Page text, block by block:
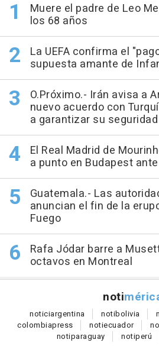
Muere el padre de Leo
los 68 años
La UEFA confirma el
supuesta amante de
O.Próximo.- Irán avisa a
nuevo acuerdo con
a garantizar su seguridad
El Real Madrid de
a punto en Budapest
Guatemala.- Las
anuncian el fin de la
Fuego
Rafa Jódar barre a
octavos en Montreal
noti
noticiargentina notibolivia
colombiapress notiecuador
notiparaguay notiperú